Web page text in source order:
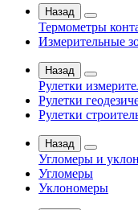
Назад
Термометры
Измерительные
Назад
Рулетки
Рулетки
Рулетки
Назад
Угломеры и
Угломеры
Уклономеры